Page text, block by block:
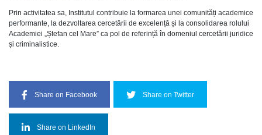
Prin activitatea sa, Institutul contribuie la formarea unei comunități academice
performante, la dezvoltarea cercetării de excelență și la consolidarea rolului
Academiei „Ștefan cel Mare” ca pol de referință în domeniul cercetării juridice
și criminalistice.
Share on Facebook Share on Twitter
Share on LinkedIn